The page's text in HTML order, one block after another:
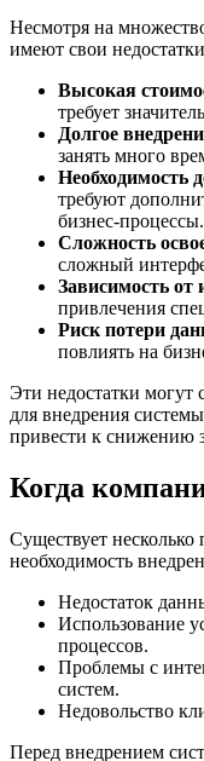
Несмотря на
имеют свои
Высокая
требует
Долгое
занять много
Необходимость
требуют
бизнес-процессы.
Сложность
сложный
Зависимость от
привлечения
Риск потери
повлиять на
Эти недостатки могут
для внедрения
привести к снижению
Когда
Существует
необходимость
Недостаток
Использование
процессов.
Проблемы с
систем.
Недовольство
Перед внедрением